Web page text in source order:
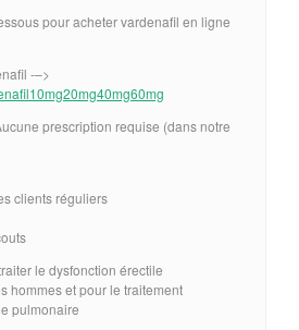
pour acheter vardenafil en ligne
-–>
prescription requise (dans notre
clients réguliers
le dysfonction érectile
hommes et pour le traitement
pulmonaire